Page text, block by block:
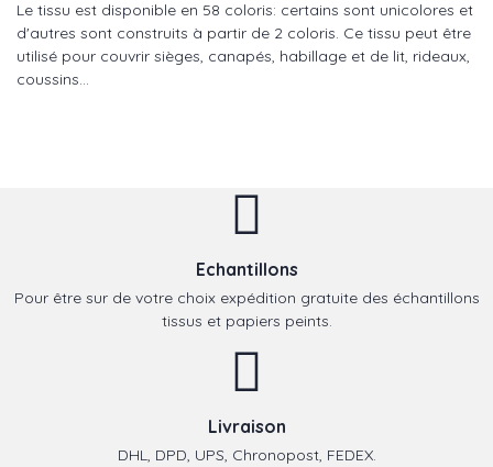
Le tissu est disponible en 58 coloris: certains sont unicolores et
d'autres sont construits à partir de 2 coloris. Ce tissu peut être
utilisé pour couvrir sièges, canapés, habillage et de lit, rideaux,
coussins...
Echantillons
Pour être sur de votre choix expédition gratuite des échantillons
tissus et papiers peints.
Livraison
DHL, DPD, UPS, Chronopost, FEDEX.